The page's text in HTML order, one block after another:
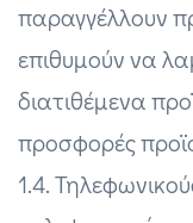
παραγγέλλουν
επιθυμούν να
διατιθέμενα
προσφορές
1.4.